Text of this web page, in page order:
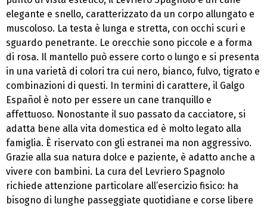
elegante e snello, caratterizzato da un corpo allungato e
muscoloso. La testa è lunga e stretta, con occhi scuri e
sguardo penetrante. Le orecchie sono piccole e a forma
di rosa. Il mantello può essere corto o lungo e si presenta
in una varietà di colori tra cui nero, bianco, fulvo, tigrato e
combinazioni di questi. In termini di carattere, il Galgo
Español è noto per essere un cane tranquillo e
affettuoso. Nonostante il suo passato da cacciatore, si
adatta bene alla vita domestica ed è molto legato alla
famiglia. È riservato con gli estranei ma non aggressivo.
Grazie alla sua natura dolce e paziente, è adatto anche a
vivere con bambini. La cura del Levriero Spagnolo
richiede attenzione particolare all’esercizio fisico: ha
bisogno di lunghe passeggiate quotidiane e corse libere